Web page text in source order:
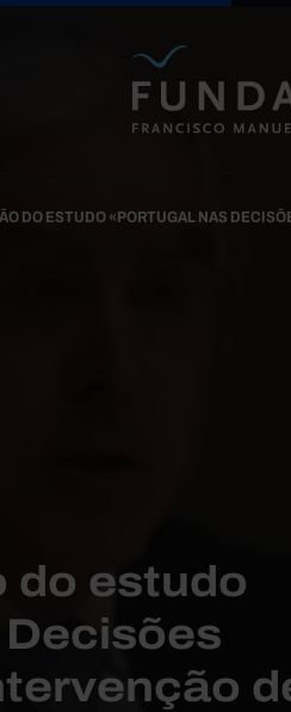
DO ESTUDO «PORTUGAL NAS
do estudo